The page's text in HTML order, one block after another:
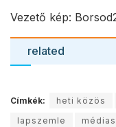
Vezető kép:
related
Címkék: heti közös
lapszemle